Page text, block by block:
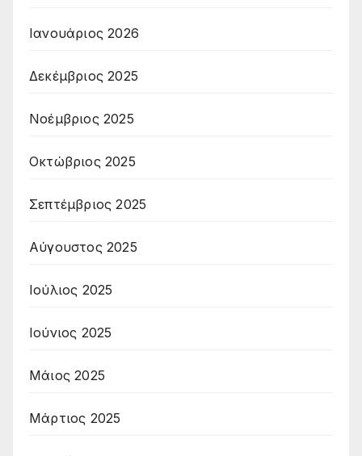
Ιανουάριος 2026
Δεκέμβριος 2025
Νοέμβριος 2025
Οκτώβριος 2025
Σεπτέμβριος 2025
Αύγουστος 2025
Ιούλιος 2025
Ιούνιος 2025
Μάιος 2025
Μάρτιος 2025